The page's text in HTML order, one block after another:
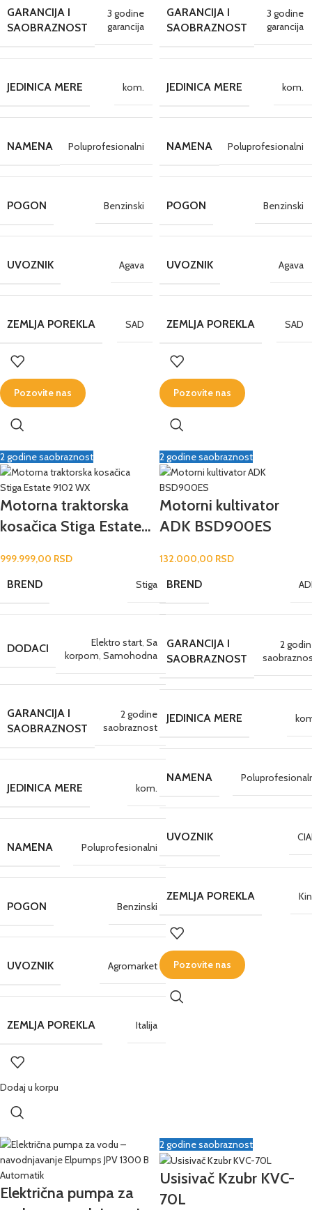
GARANCIJA I
SAOBRAZNOST
3 godine
garancija
JEDINICA MERE kom.
NAMENA Poluprofesionalni
POGON Benzinski
UVOZNIK Agava
ZEMLJA POREKLA SAD
Pozovite nas
GARANCIJA I
SAOBRAZNOST
3 godine
garancija
JEDINICA MERE kom.
NAMENA Poluprofesionalni
POGON Benzinski
UVOZNIK Agava
ZEMLJA POREKLA SAD
Pozovite nas
2 godine saobraznost
Motorna traktorska
kosačica Stiga Estate
999.999,00 RSD
BREND Stiga
DODACI Elektro start, Sa
korpom, Samohodna
GARANCIJA I
SAOBRAZNOST
2 godine
saobraznost
JEDINICA MERE kom.
NAMENA Poluprofesionalni
POGON Benzinski
UVOZNIK Agromarket
ZEMLJA POREKLA Italija
Dodaj u korpu
2 godine saobraznost
Motorni kultivator
ADK BSD900ES
132.000,00 RSD
BREND
GARANCIJA I
SAOBRAZNOST
2
JEDINICA MERE
NAMENA
UVOZNIK
ZEMLJA POREKLA
Pozovite nas
Električna pumpa za
2 godine saobraznost
Usisivač Kzubr KVC-
70L